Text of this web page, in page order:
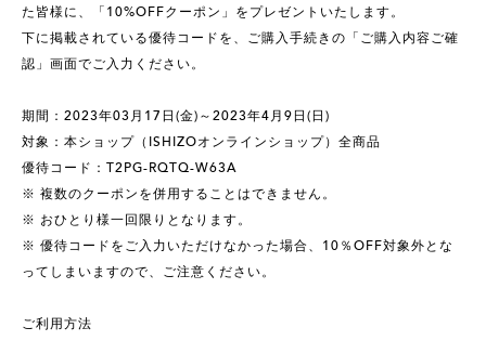
た皆様に、「10%OFFクーポン」をプレゼントいたします。
下に掲載されている優待コードを、ご購入手続きの「ご購入内容ご確
認」画面でご入力ください。
期間：2023年03月17日(金)～2023年4月9日(日)
対象：本ショップ（ISHIZOオンラインショップ）全商品
優待コード：T2PG-RQTQ-W63A
※ 複数のクーポンを併用することはできません。
※ おひとり様一回限りとなります。
※ 優待コードをご入力いただけなかった場合、10％OFF対象外とな
ってしまいますので、ご注意ください。
ご利用方法